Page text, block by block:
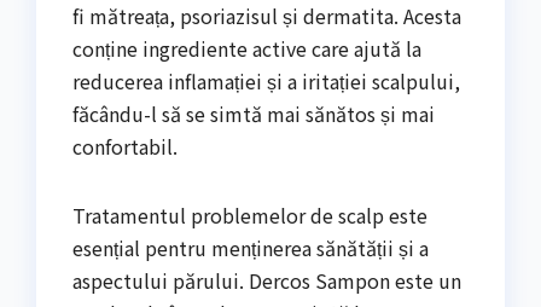
fi mătreața, psoriazisul și dermatita. Acesta
conține ingrediente active care ajută la
reducerea inflamației și a iritației scalpului,
făcându-l să se simtă mai sănătos și mai
confortabil.
Tratamentul problemelor de scalp este
esențial pentru menținerea sănătății și a
aspectului părului. Dercos Sampon este un